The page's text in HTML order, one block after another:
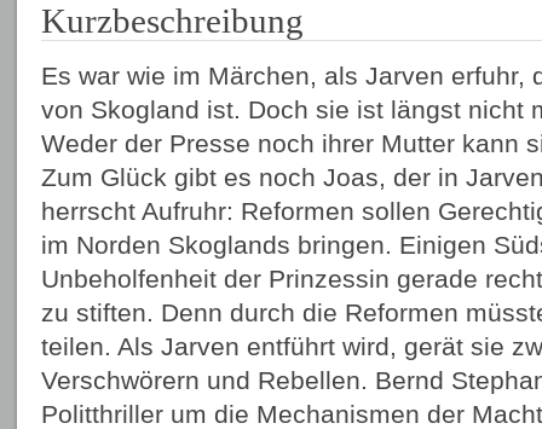
Kurzbeschreibung
Es war wie im Märchen, als Jarven erfuhr,
von Skogland ist. Doch sie ist längst nicht
Weder der Presse noch ihrer Mutter kann
Zum Glück gibt es noch Joas, der in
herrscht Aufruhr: Reformen sollen
im Norden Skoglands bringen. Einigen
Unbeholfenheit der Prinzessin gerade
zu stiften. Denn durch die Reformen
teilen. Als Jarven entführt wird, gerät sie
Verschwörern und Rebellen. Bernd
Politthriller um die Mechanismen der